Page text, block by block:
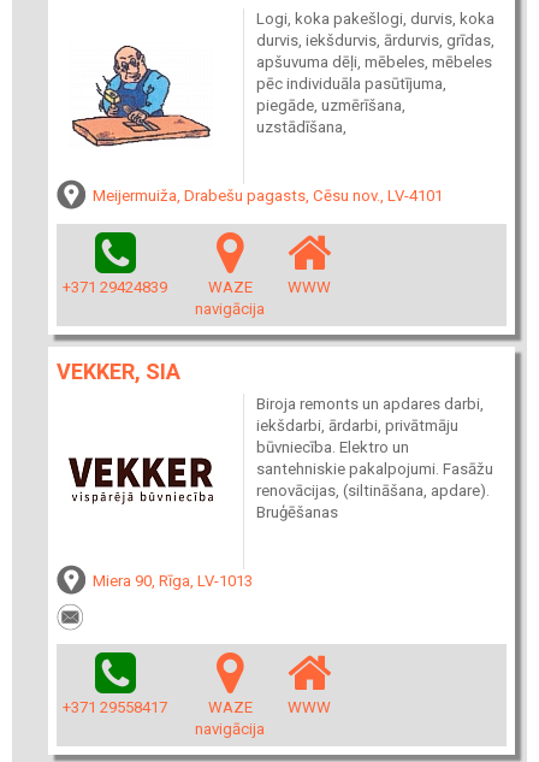
Logi, koka pakešlogi, durvis, koka
durvis, iekšdurvis, ārdurvis, grīdas,
apšuvuma dēļi, mēbeles, mēbeles
pēc individuāla pasūtījuma,
piegāde, uzmērīšana,
uzstādīšana,
Meijermuiža, Drabešu pagasts, Cēsu nov., LV-4101
+371 29424839
WAZE
navigācija
WWW
VEKKER, SIA
Biroja remonts un apdares darbi,
iekšdarbi, ārdarbi, privātmāju
būvniecība. Elektro un
santehniskie pakalpojumi. Fasāžu
renovācijas, (siltināšana, apdare).
Bruģēšanas
Miera 90, Rīga, LV-1013
+371 29558417
WAZE
navigācija
WWW